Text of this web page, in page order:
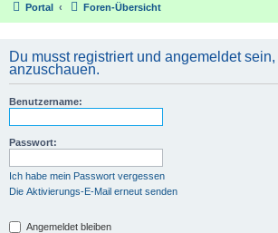
Portal Foren-Übersicht
Du musst registriert und angemeldet
anzuschauen.
Benutzername:
Passwort:
Ich habe mein Passwort vergessen
Die Aktivierungs-E-Mail erneut senden
Angemeldet bleiben